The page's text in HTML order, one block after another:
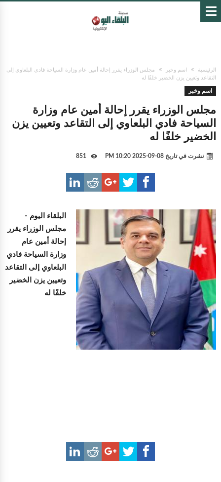
الرئيسية اسم وخبر
مجلس الوزراء يقرر إحالة أمين عام وزارة السياحة فادي البلعاوي إلى
التقاعد وتعيين يزن الخضير خلفًا له
اسم وخبر
مجلس الوزراء يقرر إحالة أمين عام وزارة
السياحة فادي البلعاوي إلى التقاعد وتعيين يزن
الخضير خلفًا له
نشرت في تاريخ 08-09-2025 10:20 PM
البلقاء اليوم -
مجلس الوزراء يقرر
إحالة أمين عام
وزارة السياحة فادي
البلعاوي إلى التقاعد
وتعيين يزن الخضير
خلفًا له